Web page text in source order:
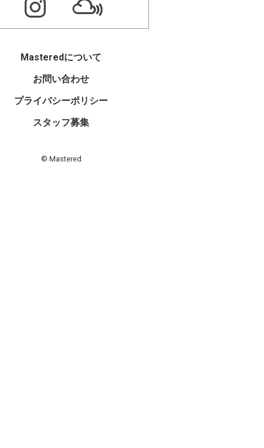
Masteredについて
お問い合わせ
プライバシーポリシー
スタッフ募集
© Mastered